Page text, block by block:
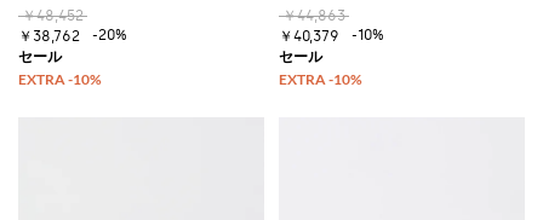
￥48,452
￥38,762
-20%
￥44,863
￥40,379
-10%